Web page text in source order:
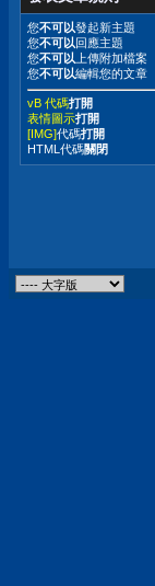
您不可以發起新主題
您不可以 回應主題
您不可以 上傳附加檔案
您不可以編輯您的文章
vB 代碼打開
表情圖示打開
[IMG]代碼打開
HTML代碼關閉